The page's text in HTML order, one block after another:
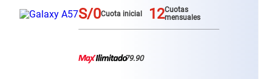
S/0 Cuota inicial12mensuales